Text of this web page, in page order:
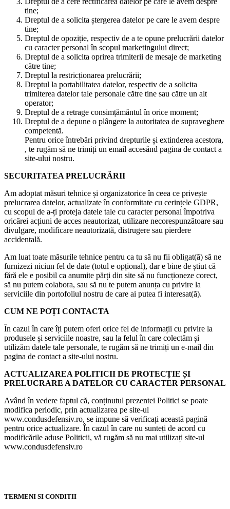
tine;
Dreptul de a solicita ștergerea datelor pe care le avem despre
tine;
Dreptul de opoziție, respectiv de a te opune prelucrării datelor
cu caracter personal în scopul marketingului direct;
Dreptul de a solicita oprirea trimiterii de mesaje de marketing
către tine;
Dreptul la restricționarea prelucrării;
Dreptul la portabilitatea datelor, respectiv de a solicita
trimiterea datelor tale personale către tine sau către un alt
operator;
Dreptul de a retrage consimțământul în orice moment;
Dreptul de a depune o plângere la autoritatea de supraveghere
competentă.
Pentru orice întrebări privind drepturile și extinderea acestora,
, te rugăm să ne trimiți un email accesând pagina de contact a
site-ului nostru.
SECURITATEA PRELUCRĂRII
Am adoptat măsuri tehnice și organizatorice în ceea ce privește
prelucrarea datelor, actualizate în conformitate cu cerințele GDPR,
cu scopul de a-ți proteja datele tale cu caracter personal împotriva
oricărei acțiuni de acces neautorizat, utilizare necorespunzătoare sau
divulgare, modificare neautorizată, distrugere sau pierdere
accidentală.
Am luat toate măsurile tehnice pentru ca tu să nu fii obligat(ă) să ne
furnizezi niciun fel de date (totul e opțional), dar e bine de știut că
fără ele e posibil ca anumite părți din site să nu funcționeze corect,
să nu putem colabora, sau să nu te putem anunța cu privire la
serviciile din portofoliul nostru de care ai putea fi interesat(ă).
CUM NE POȚI CONTACTA
În cazul în care îți putem oferi orice fel de informații cu privire la
produsele și serviciile noastre, sau la felul în care colectăm și
utilizăm datele tale personale, te rugăm să ne trimiți un e-mail din
pagina de contact a site-ului nostru.
ACTUALIZAREA POLITICII DE PROTECȚIE ȘI
PRELUCRARE A DATELOR CU CARACTER PERSONAL
Având în vedere faptul că, conținutul prezentei Politici se poate
modifica periodic, prin actualizarea pe site-ul
www.condusdefensiv.ro, se impune să verificați această pagină
pentru orice actualizare. În cazul în care nu sunteți de acord cu
modificările aduse Politicii, vă rugăm să nu mai utilizați site-ul
www.condusdefensiv.ro
TERMENI SI CONDITII